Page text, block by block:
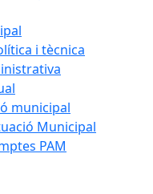
i tècnica
municipal
Municipal
PAM